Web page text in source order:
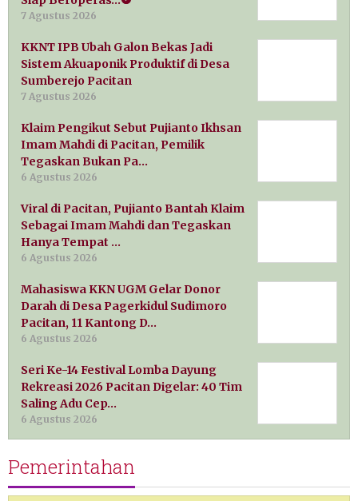
7 Agustus 2026
KKNT IPB Ubah Galon Bekas Jadi
Sistem Akuaponik Produktif di Desa
Sumberejo Pacitan
7 Agustus 2026
Klaim Pengikut Sebut Pujianto Ikhsan
Imam Mahdi di Pacitan, Pemilik
Tegaskan Bukan Pa…
6 Agustus 2026
Viral di Pacitan, Pujianto Bantah Klaim
Sebagai Imam Mahdi dan Tegaskan
Hanya Tempat …
6 Agustus 2026
Mahasiswa KKN UGM Gelar Donor
Darah di Desa Pagerkidul Sudimoro
Pacitan, 11 Kantong D…
6 Agustus 2026
Seri Ke-14 Festival Lomba Dayung
Rekreasi 2026 Pacitan Digelar: 40 Tim
Saling Adu Cep…
6 Agustus 2026
Pemerintahan